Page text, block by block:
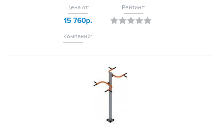
Цена от:
15 760р.
Компаний:
Рейтинг: